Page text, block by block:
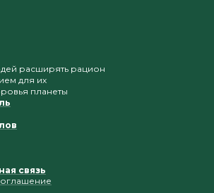
расширять рацион
для их
планеты
связь